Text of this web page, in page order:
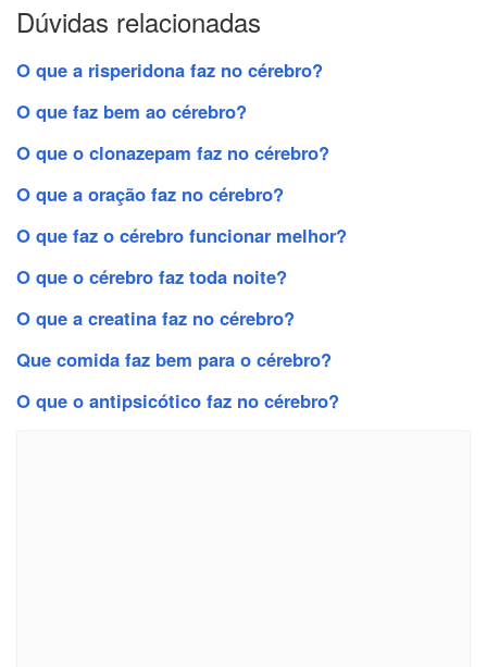
Dúvidas relacionadas
O que a risperidona faz no cérebro?
O que faz bem ao cérebro?
O que o clonazepam faz no cérebro?
O que a oração faz no cérebro?
O que faz o cérebro funcionar melhor?
O que o cérebro faz toda noite?
O que a creatina faz no cérebro?
Que comida faz bem para o cérebro?
O que o antipsicótico faz no cérebro?